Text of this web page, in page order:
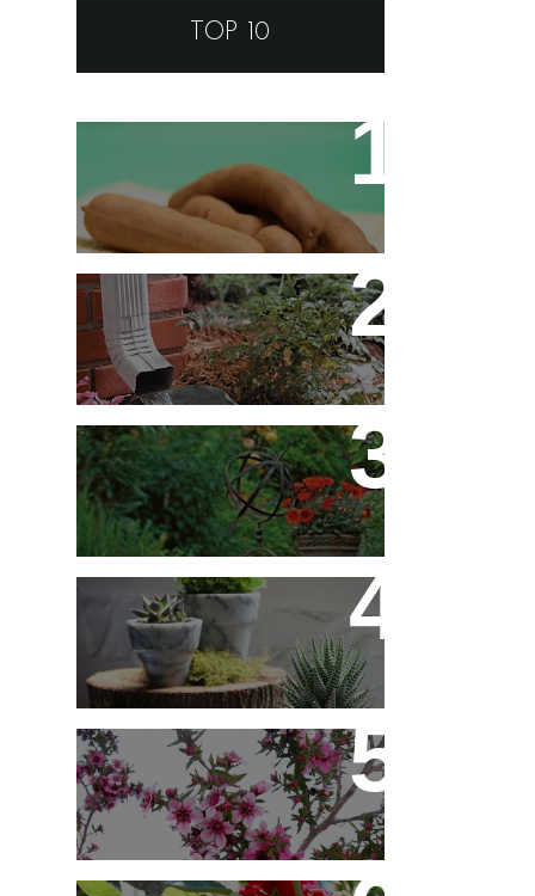
TOP 10
Tamarino Ou Tamarindo?
Qual o Correto?
Decoração - Folhas
[Faça Você Mesmo]
Flores em Meu Jardim o
Ano Todo
10 Novos Vasinhos na
Decoração - Parte 1
Érica Japonesa -
Aprenda a Cultivar